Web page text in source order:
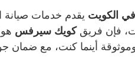
الكويت يقدم خدمات صيانة
فإن فريق كويك سيرفس
أينما كنت، مع ضمان